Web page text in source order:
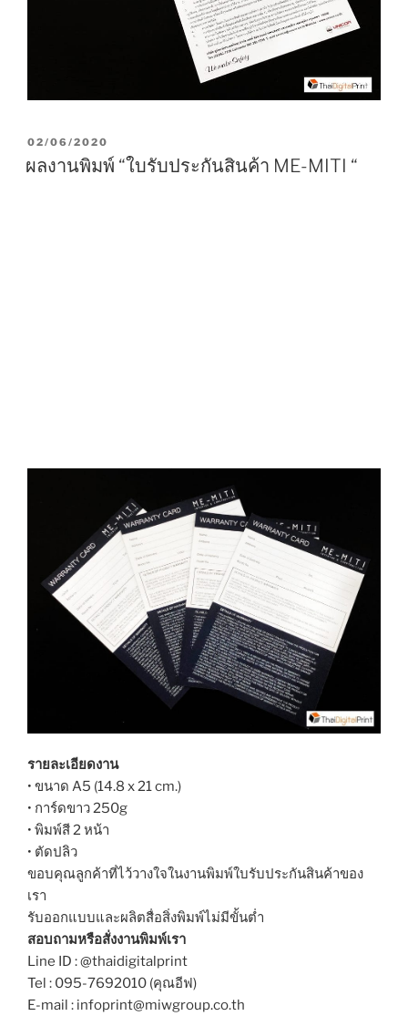
P
S
02/06/2020
ผลงานพิมพ์ “ใบรับประกันสินค้า ME-MITI “
รายละเอียดงาน
• ขนาด A5 (14.8 x 21 cm.)
• การ์ดขาว 250g
• พิมพ์สี 2 หน้า
• ตัดปลิว
ขอบคุณลูกค้าที่ไว้วางใจในงานพิมพ์ใบรับประกันสินค้าของ
เรา
รับออกแบบและผลิตสื่อสิ่งพิมพ์ไม่มีขั้นต่ำ
สอบถามหรือสั่งงานพิมพ์เรา
Line ID : @thaidigitalprint
Tel : 095-7692010 (คุณอีฟ)
E-mail : infoprint@miwgroup.co.th